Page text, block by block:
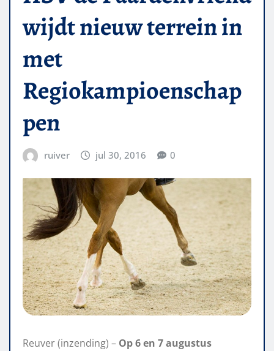
wijdt nieuw terrein in
met
Regiokampioenschap
pen
ruiver jul 30, 2016 0
Reuver (inzending) – Op 6 en 7 augustus